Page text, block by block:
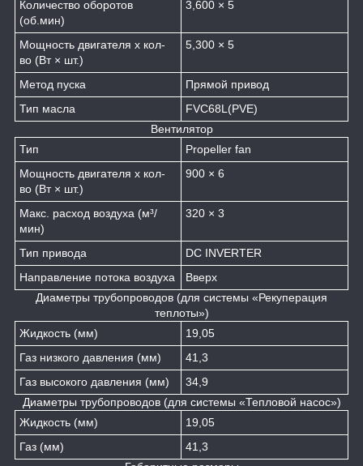
Количество оборотов
(об.мин)
3,600 × 5
Мощность двигателя х кол-
во (Вт × шт.)
5,300 × 5
Метод пуска
Прямой привод
Тип масла
FVC68L(PVE)
Вентилятор
Тип
Propeller fan
Мощность двигателя х кол-
во (Вт × шт.)
900 × 6
Макс. расход воздуха (м³/
мин)
320 × 3
Тип привода
DC INVERTER
Направление потока воздуха
Вверх
Диаметры трубопроводов (для системы «Рекуперация
теплоты»)
Жидкость (мм)
19,05
Газ низкого давления (мм)
41,3
Газ высокого давления (мм)
34,9
Диаметры трубопроводов (для системы «Тепловой насос»)
Жидкость (мм)
19,05
Газ (мм)
41,3